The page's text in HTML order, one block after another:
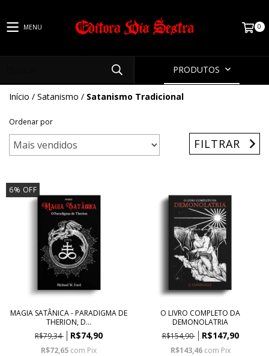
MENU 0
PRODUTOS
Início / Satanismo / Satanismo Tradicional
Ordenar por
FILTRAR
6% OFF
MAGIA SATÂNICA - PARADIGMA DE
THERION, D...
R$79,34
R$74,90
R$72,65 com Pix
O LIVRO COMPLETO DA
DEMONOLATRIA
R$154,90
R$147,90
R$143,46 com Pix